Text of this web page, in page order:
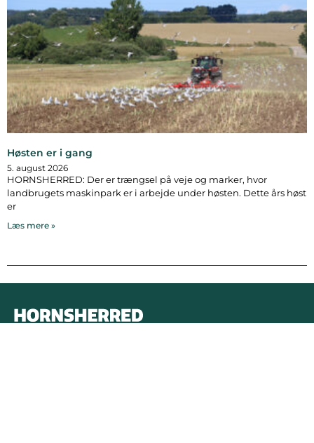
Høsten er i gang
5. august 2026
HORNSHERRED: Der er trængsel på veje og marker, hvor
landbrugets maskinpark er i arbejde under høsten. Dette års høst
er
Læs mere »